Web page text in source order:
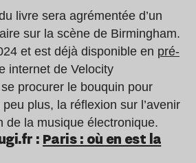
livre sera agrémentée d’un
sur la scène de Birmingham.
et est déjà disponible en pré-
internet de Velocity
se procurer le bouquin pour
plus, la réflexion sur l’avenir
de la musique électronique.
: Paris : où en est la